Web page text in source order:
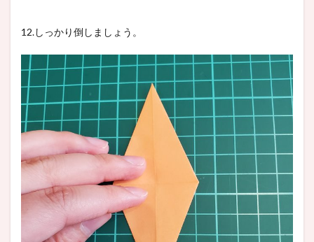
12.しっかり倒しましょう。